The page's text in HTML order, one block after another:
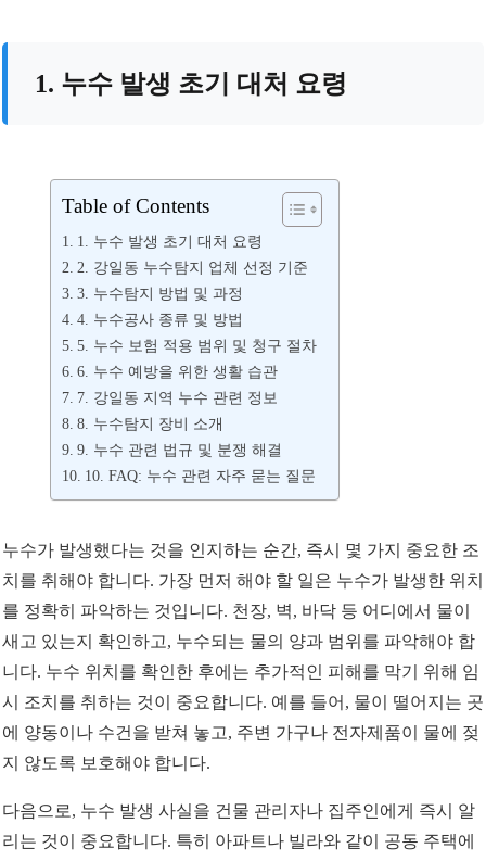
1. 누수 발생 초기 대처 요령
Table of Contents
1. 누수 발생 초기 대처 요령
2. 강일동 누수탐지 업체 선정 기준
3. 누수탐지 방법 및 과정
4. 누수공사 종류 및 방법
5. 누수 보험 적용 범위 및 청구 절차
6. 누수 예방을 위한 생활 습관
7. 강일동 지역 누수 관련 정보
8. 누수탐지 장비 소개
9. 누수 관련 법규 및 분쟁 해결
10. FAQ: 누수 관련 자주 묻는 질문
누수가 발생했다는 것을 인지하는 순간, 즉시 몇 가지 중요한 조
치를 취해야 합니다. 가장 먼저 해야 할 일은 누수가 발생한 위치
를 정확히 파악하는 것입니다. 천장, 벽, 바닥 등 어디에서 물이
새고 있는지 확인하고, 누수되는 물의 양과 범위를 파악해야 합
니다. 누수 위치를 확인한 후에는 추가적인 피해를 막기 위해 임
시 조치를 취하는 것이 중요합니다. 예를 들어, 물이 떨어지는 곳
에 양동이나 수건을 받쳐 놓고, 주변 가구나 전자제품이 물에 젖
지 않도록 보호해야 합니다.
다음으로, 누수 발생 사실을 건물 관리자나 집주인에게 즉시 알
리는 것이 중요합니다. 특히 아파트나 빌라와 같이 공동 주택에